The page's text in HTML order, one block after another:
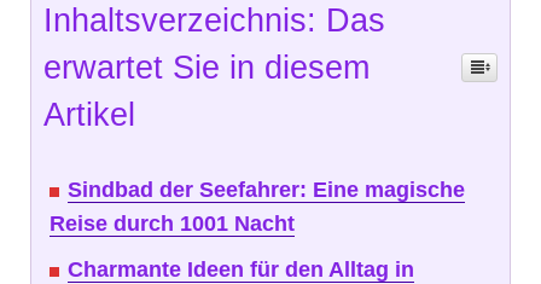
Inhaltsverzeichnis: Das
erwartet Sie in diesem
Artikel
Sindbad der Seefahrer: Eine magische
Reise durch 1001 Nacht
Charmante Ideen für den Alltag in